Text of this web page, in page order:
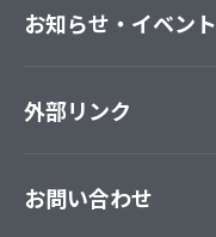
お知らせ・イベント
外部リンク
お問い合わせ